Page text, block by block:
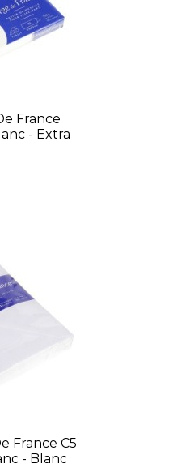
France
- Extra
France C5
- Blanc